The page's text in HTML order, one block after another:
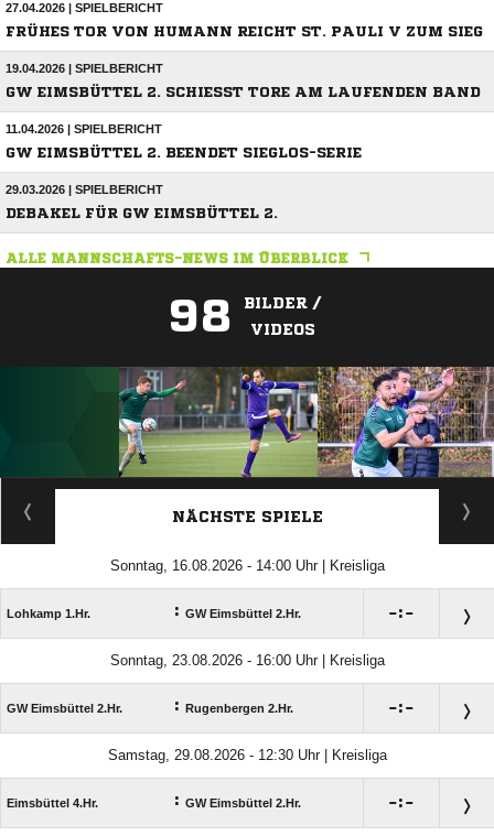
27.04.2026 | SPIELBERICHT
FRÜHES TOR VON HUMANN REICHT ST. PAULI V ZUM SIEG
19.04.2026 | SPIELBERICHT
GW EIMSBÜTTEL 2. SCHIESST TORE AM LAUFENDEN BAND
11.04.2026 | SPIELBERICHT
GW EIMSBÜTTEL 2. BEENDET SIEGLOS-SERIE
29.03.2026 | SPIELBERICHT
DEBAKEL FÜR GW EIMSBÜTTEL 2.
ALLE MANNSCHAFTS-NEWS IM ÜBERBLICK
98
BILDER /
VIDEOS
ANZEIGE
NÄCHSTE SPIELE
Sonntag, 16.08.2026 - 14:00 Uhr | Kreisliga
Lohkamp 1.Hr. : GW Eimsbüttel 2.Hr. :
Sonntag, 23.08.2026 - 16:00 Uhr | Kreisliga
GW Eimsbüttel 2.Hr. : Rugenbergen 2.Hr. :
Samstag, 29.08.2026 - 12:30 Uhr | Kreisliga
Eimsbüttel 4.Hr. : GW Eimsbüttel 2.Hr. :